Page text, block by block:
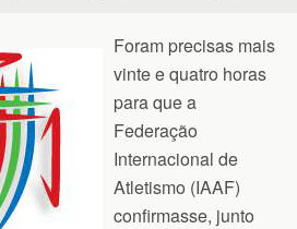
Foram precisas mais
vinte e quatro horas
para que a
Federação
Internacional de
Atletismo (IAAF)
confirmasse, junto